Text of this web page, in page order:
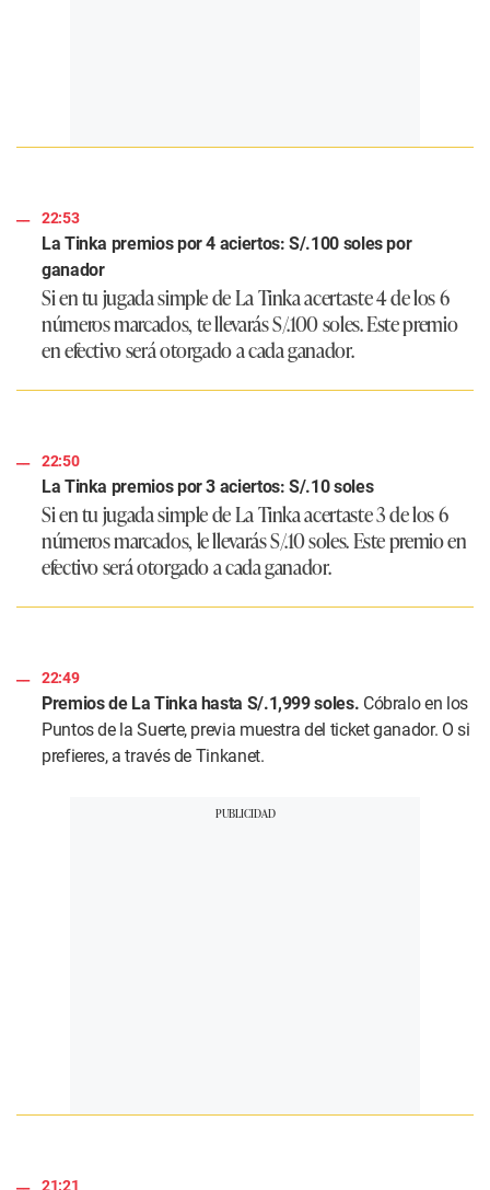
22:53
La Tinka premios por 4 aciertos: S/.100 soles por
ganador
Si en tu jugada simple de La Tinka acertaste 4 de los 6
números marcados, te llevarás S/.100 soles. Este premio
en efectivo será otorgado a cada ganador.
22:50
La Tinka premios por 3 aciertos: S/.10 soles
Si en tu jugada simple de La Tinka acertaste 3 de los 6
números marcados, le llevarás S/.10 soles. Este premio en
efectivo será otorgado a cada ganador.
22:49
Premios de La Tinka hasta S/.1,999 soles. Cóbralo en los
Puntos de la Suerte, previa muestra del ticket ganador. O si
prefieres, a través de Tinkanet.
21:21